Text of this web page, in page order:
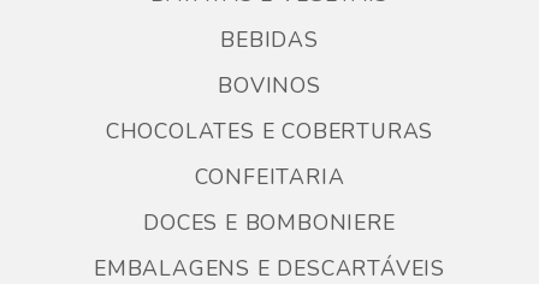
BEBIDAS
BOVINOS
CHOCOLATES E COBERTURAS
CONFEITARIA
DOCES E BOMBONIERE
EMBALAGENS E DESCARTÁVEIS